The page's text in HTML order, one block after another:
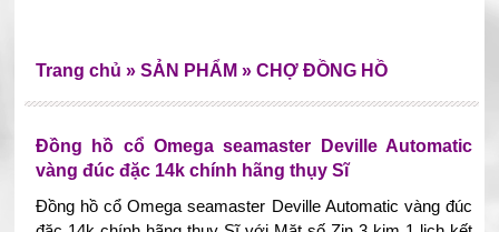
Đồng hồ cổ Omega seamaster Deville Automatic
vàng đúc đặc 14k chính hãng thụy Sĩ
Đồng hồ cổ Omega seamaster Deville Automatic vàng đúc
Trang chủ » SẢN PHẨM » CHỢ ĐỒNG HỒ